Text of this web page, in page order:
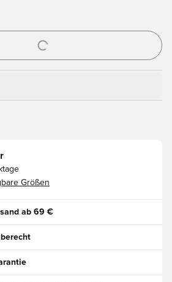
zum Anmelden oder Registrieren
Größen
ab 69 €